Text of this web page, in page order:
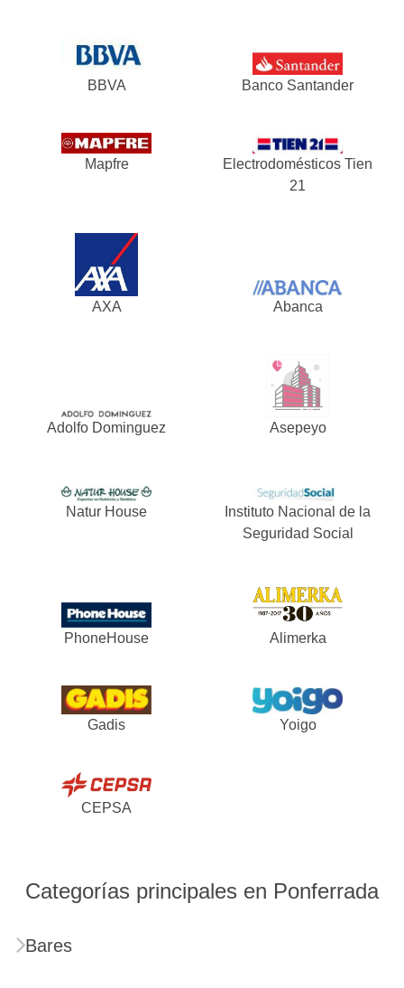
BBVA Banco Santander
Mapfre
Electrodomésticos Tien
21
AXA Abanca
Adolfo Dominguez Asepeyo
Natur House
Instituto Nacional de la
Seguridad Social
PhoneHouse Alimerka
Gadis Yoigo
CEPSA
Categorías principales en Ponferrada
Bares